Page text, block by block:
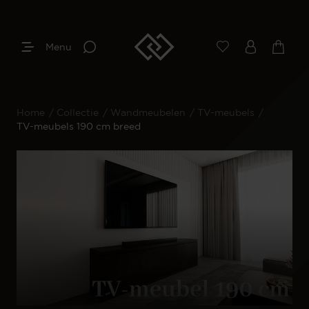
Menu
Home / Collectie / Wandmeubelen / TV-meubels /
TV-meubels 190 cm breed